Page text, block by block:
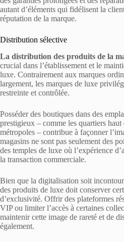
autant d’éléments qui fidélisent la
réputation de la marque.
Distribution sélective
La distribution des produits de la
crucial dans l’établissement et le
luxe. Contrairement aux marques
largement, les marques de luxe
restreinte et contrôlée.
Posséder des boutiques dans des
prestigieux – comme les quartiers haut
métropoles – contribue à façonner
magasins ne sont pas seulement des
des temples de luxe où l’expérience
la transaction commerciale.
Bien que la digitalisation soit
des produits de luxe doit conserver
d’exclusivité. Offrir des plateformes
VIP ou limiter l’accès à certaines
maintenir cette image de rareté et de
également.